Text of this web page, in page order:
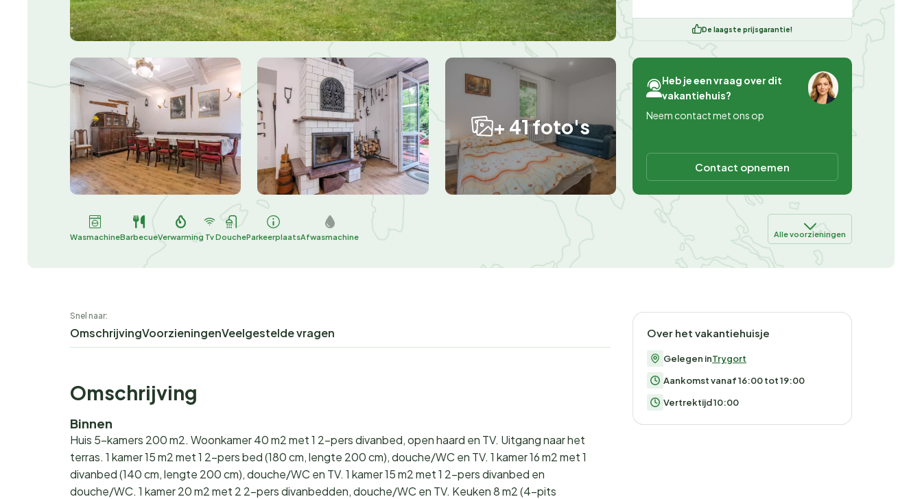
+ 41 foto's
De laagste prijsgarantie!
Heb je een vraag over dit
vakantiehuis?
Neem contact met ons op
Contact opnemen
WasmachineBarbecueVerwarming TvDoucheParkeerplaatsAfwasmachine Alle voorzieningen
Snel naar:
OmschrijvingVoorzieningenVeelgestelde vragen
Omschrijving
Binnen
Huis 5-kamers 200 m2. Woonkamer 40 m2 met 1 2-pers divanbed, open haard en TV. Uitgang naar het
terras. 1 kamer 15 m2 met 1 2-pers bed (180 cm, lengte 200 cm), douche/WC en TV. 1 kamer 16 m2 met 1
divanbed (140 cm, lengte 200 cm), douche/WC en TV. 1 kamer 15 m2 met 1 2-pers divanbed en
douche/WC. 1 kamer 20 m2 met 2 2-pers divanbedden, douche/WC en TV. Keuken 8 m2 (4-pits
Over het vakantiehuisje
Gelegen inTrygort
Aankomst vanaf 16:00 tot 19:00
Vertrektijd 10:00